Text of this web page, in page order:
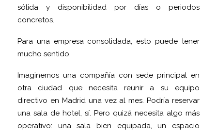
sólida y disponibilidad por días o periodos
concretos.
Para una empresa consolidada, esto puede tener
mucho sentido.
Imaginemos una compañía con sede principal en
otra ciudad que necesita reunir a su equipo
directivo en Madrid una vez al mes. Podría reservar
una sala de hotel, sí. Pero quizá necesita algo más
operativo: una sala bien equipada, un espacio